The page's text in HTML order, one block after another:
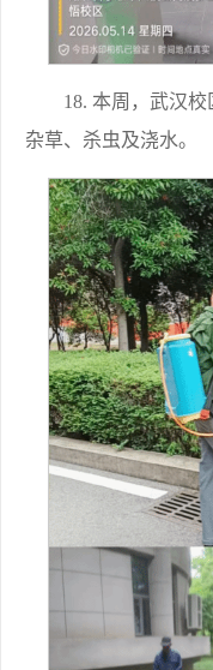
18. 本周，武汉
杂草、杀虫及浇水。